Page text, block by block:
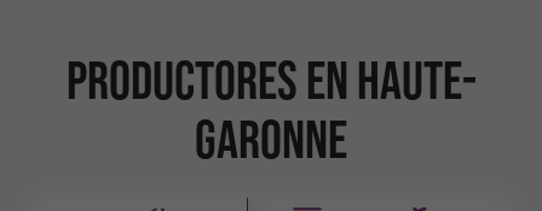
Productores en Haute-
Garonne